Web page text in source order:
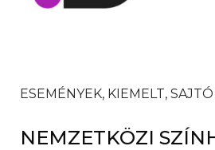
ESEMÉNYEK, KIEMELT, SAJTÓ
NEMZETKÖZI